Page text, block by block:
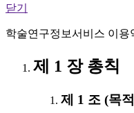
닫기
학술연구정보서비스 이용
제 1 장 총칙
제 1 조 (목